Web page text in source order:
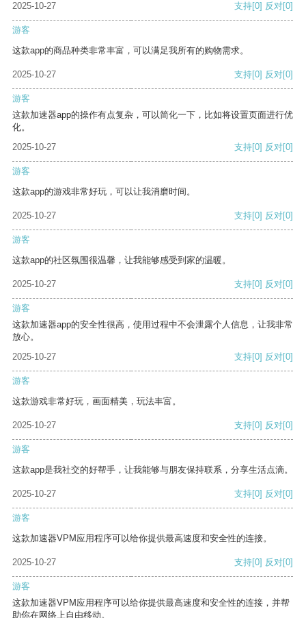
2025-10-27 支持[0] 反对[0]
游客
这款app的商品种类非常丰富，可以满足我所有的购物需求。
2025-10-27 支持[0] 反对[0]
游客
这款加速器app的操作有点复杂，可以简化一下，比如将设置页面进行优
化。
2025-10-27
支持[0] 反对[0]
游客
这款app的游戏非常好玩，可以让我消磨时间。
2025-10-27 支持[0] 反对[0]
游客
这款app的社区氛围很温馨，让我能够感受到家的温暖。
2025-10-27 支持[0] 反对[0]
游客
这款加速器app的安全性很高，使用过程中不会泄露个人信息，让我非常
放心。
2025-10-27
支持[0] 反对[0]
游客
这款游戏非常好玩，画面精美，玩法丰富。
2025-10-27 支持[0] 反对[0]
游客
这款app是我社交的好帮手，让我能够与朋友保持联系，分享生活点滴。
2025-10-27 支持[0] 反对[0]
游客
这款加速器VPM应用程序可以给你提供最高速度和安全性的连接。
2025-10-27 支持[0] 反对[0]
游客
这款加速器VPM应用程序可以给你提供最高速度和安全性的连接，并帮
助你在网络上自由移动。